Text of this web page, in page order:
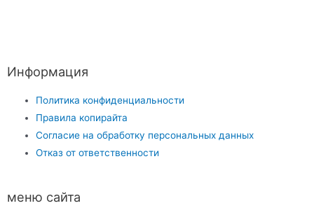
Информация
Политика конфиденциальности
Правила копирайта
Согласие на обработку персональных данных
Отказ от ответственности
меню сайта